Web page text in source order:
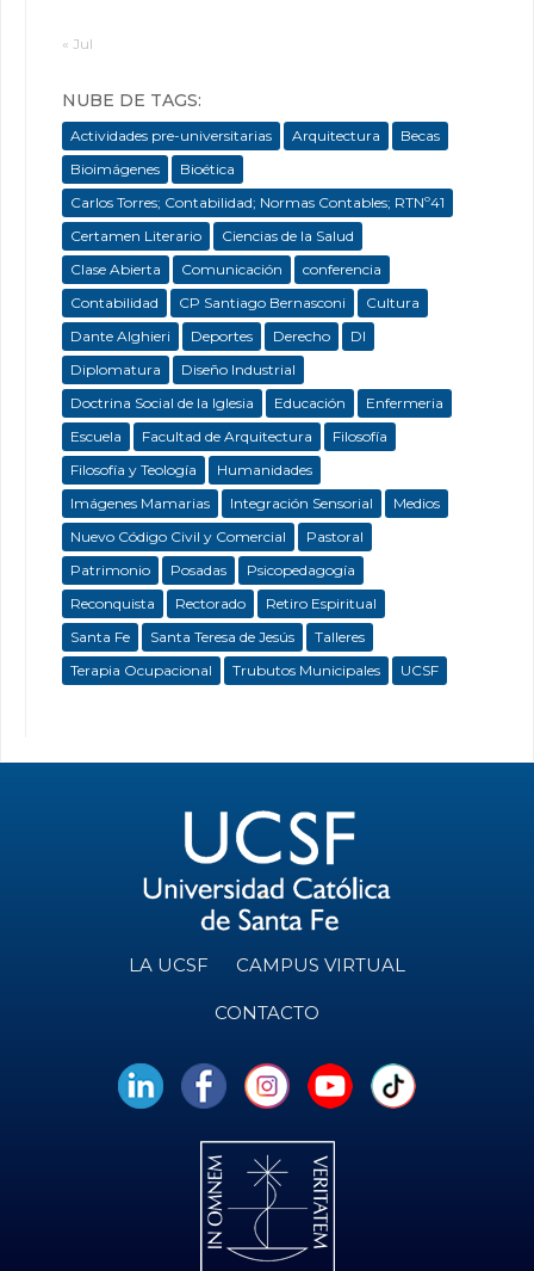
« Jul
NUBE DE TAGS:
Actividades pre-universitarias Arquitectura
Becas
Bioimágenes
Bioética
Carlos Torres; Contabilidad; Normas Contables; RTNº41
Certamen Literario
Ciencias de la Salud
Clase Abierta
Comunicación
conferencia
Contabilidad
CP Santiago Bernasconi
Cultura
Dante Alghieri
Deportes Derecho
DI
Diplomatura
Diseño Industrial
Doctrina Social de la Iglesia
Educación
Enfermeria
Escuela
Facultad de Arquitectura
Filosofía
Filosofía y Teología
Humanidades
Imágenes Mamarias
Integración Sensorial
Medios
Nuevo Código Civil y Comercial
Pastoral
Patrimonio
Posadas
Psicopedagogía
Reconquista
Rectorado
Retiro Espiritual
Santa Fe
Santa Teresa de Jesús
Talleres
Terapia Ocupacional
Trubutos Municipales UCSF
LA UCSF CAMPUS VIRTUAL
CONTACTO